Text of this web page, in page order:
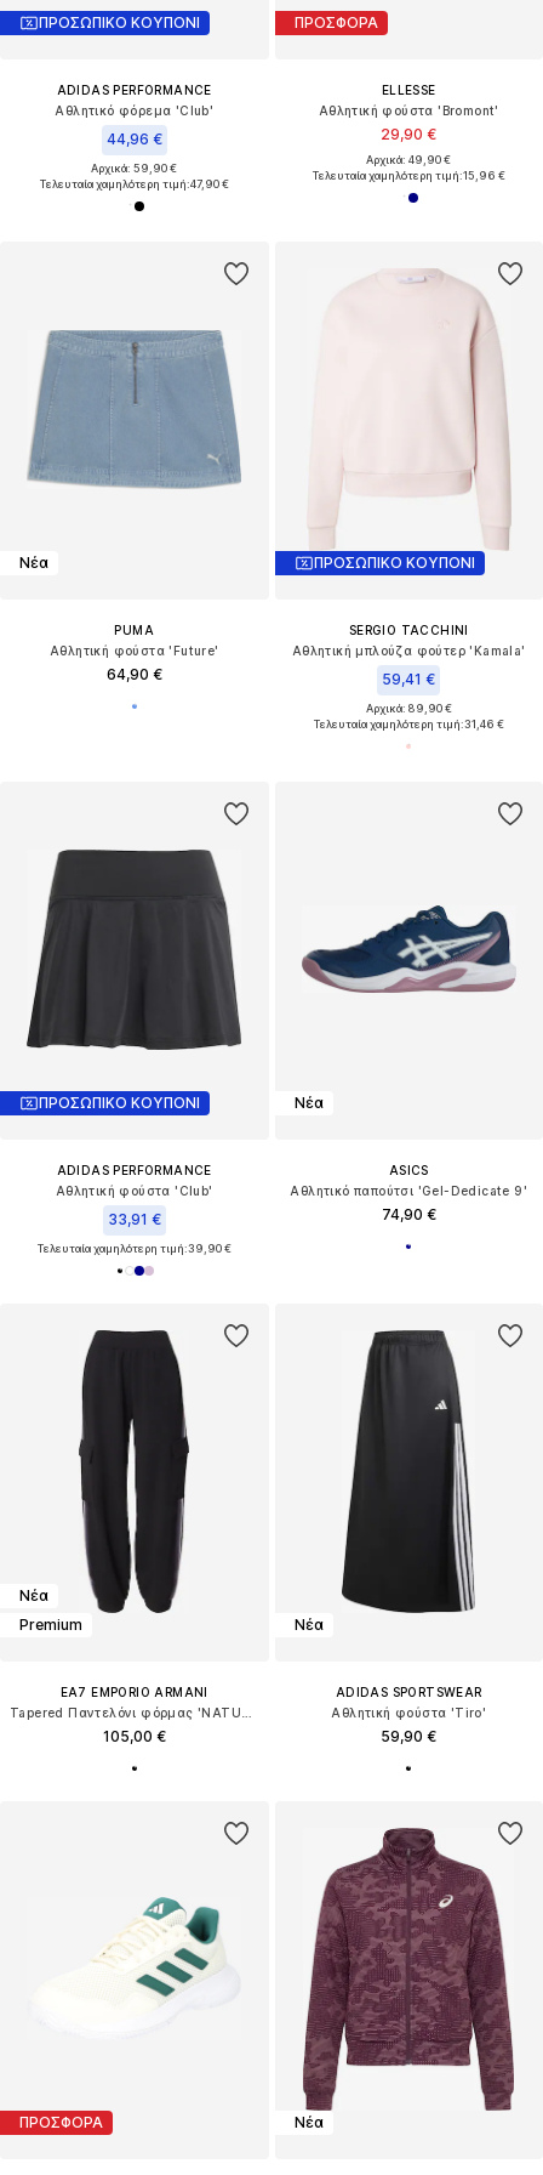
ΠΡΟΣΩΠΙΚΟ ΚΟΥΠΟΝΙ
ADIDAS PERFORMANCE
Αθλητικό φόρεμα 'Club'
44,96 €
Αρχικά: 59,90 €
Τελευταία χαμηλότερη τιμή:47,90 €
ΠΡΟΣΦΟΡΑ
ELLESSE
Αθλητική φούστα 'Bromont'
29,90 €
Αρχικά: 49,90 €
Τελευταία χαμηλότερη τιμή:15,96 €
Νέα
PUMA
Αθλητική φούστα 'Future'
64,90 €
ΠΡΟΣΩΠΙΚΟ ΚΟΥΠΟΝΙ
SERGIO TACCHINI
Αθλητική μπλούζα φούτερ 'Kamala'
59,41 €
Αρχικά: 89,90 €
Τελευταία χαμηλότερη τιμή:31,46 €
ΠΡΟΣΩΠΙΚΟ ΚΟΥΠΟΝΙ
ADIDAS PERFORMANCE
Αθλητική φούστα 'Club'
33,91 €
Τελευταία χαμηλότερη τιμή:39,90 €
Νέα
ASICS
Αθλητικό παπούτσι 'Gel-Dedicate 9'
74,90 €
Νέα
Premium
EA7 EMPORIO ARMANI
105,00 €
Νέα
ADIDAS SPORTSWEAR
Αθλητική φούστα 'Tiro'
59,90 €
ΠΡΟΣΦΟΡΑ Νέα